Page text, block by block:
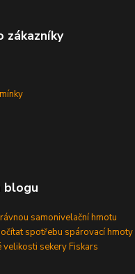
zákazníky
blogu
samonivelační hmotu
spotřebu spárovací hmoty
sekery Fiskars